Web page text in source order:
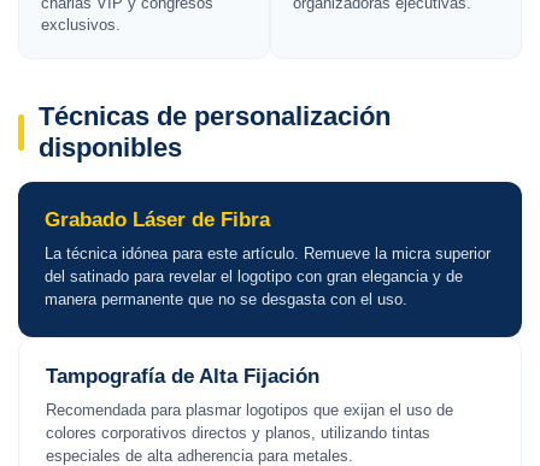
exclusivos.
Técnicas de personalización
disponibles
Grabado Láser de Fibra
La técnica idónea para este artículo. Remueve la micra superior
del satinado para revelar el logotipo con gran elegancia y de
manera permanente que no se desgasta con el uso.
Tampografía de Alta Fijación
Recomendada para plasmar logotipos que exijan el uso de
colores corporativos directos y planos, utilizando tintas
especiales de alta adherencia para metales.